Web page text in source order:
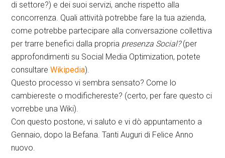
di settore?) e dei suoi servizi, anche rispetto alla
concorrenza. Quali attività potrebbe fare la tua azienda,
come potrebbe partecipare alla conversazione collettiva
per trarre benefici dalla propria presenza Social?(per
approfondimenti su Social Media Optimization, potete
consultareWikipedia).
Questo processo vi sembra sensato? Come lo
cambiereste o modifichereste? (certo, per fare questo ci
vorrebbe una Wiki).
Con questo postone, vi saluto e vi dò appuntamento a
Gennaio, dopo la Befana. Tanti Auguri di Felice Anno
nuovo.